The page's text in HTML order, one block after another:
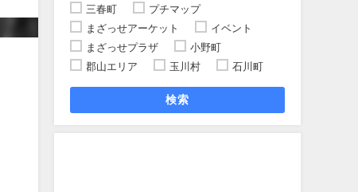
三春町
プチマップ
まざっせアーケット
イベント
まざっせプラザ
小野町
郡山エリア
玉川村 石川町
検索